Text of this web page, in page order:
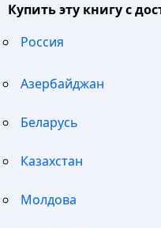
Купить эту книгу с
Россия
Азербайджан
Беларусь
Казахстан
Молдова